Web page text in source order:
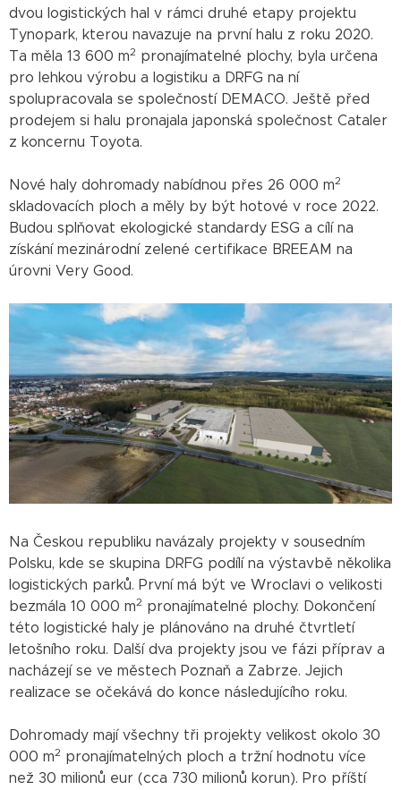
dvou logistických hal v rámci druhé etapy projektu
Tynopark, kterou navazuje na první halu z roku 2020.
Ta měla 13 600 m2 pronajímatelné plochy, byla určena
pro lehkou výrobu a logistiku a DRFG na ní
spolupracovala se společností DEMACO. Ještě před
prodejem si halu pronajala japonská společnost Cataler
z koncernu Toyota.
Nové haly dohromady nabídnou přes 26 000 m2
skladovacích ploch a měly by být hotové v roce 2022.
Budou splňovat ekologické standardy ESG a cílí na
získání mezinárodní zelené certifikace BREEAM na
úrovni Very Good.
Na Českou republiku navázaly projekty v sousedním
Polsku, kde se skupina DRFG podílí na výstavbě několika
logistických parků. První má být ve Wroclavi o velikosti
bezmála 10 000 m2 pronajímatelné plochy. Dokončení
této logistické haly je plánováno na druhé čtvrtletí
letošního roku. Další dva projekty jsou ve fázi příprav a
nacházejí se ve městech Poznaň a Zabrze. Jejich
realizace se očekává do konce následujícího roku.
Dohromady mají všechny tři projekty velikost okolo 30
000 m2 pronajímatelných ploch a tržní hodnotu více
než 30 milionů eur (cca 730 milionů korun). Pro příští